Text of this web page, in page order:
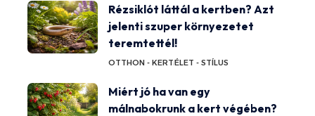
Rézsiklót láttál a kertben? Azt
jelenti szuper környezetet
teremtettél!
OTTHON - KERTÉLET - STÍLUS
Miért jó ha van egy
málnabokrunk a kert végében?